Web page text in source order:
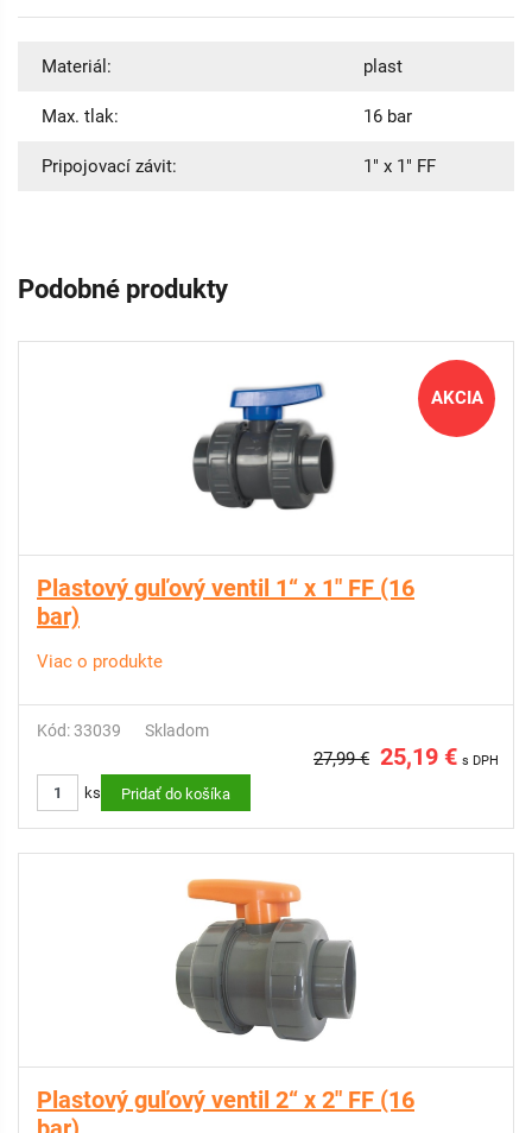
Materiál: plast
Max. tlak: 16 bar
Pripojovací závit: 1" x 1" FF
Podobné produkty
AKCIA
Plastový guľový ventil 1“ x 1" FF (16
bar)
Viac o produkte
Kód: 33039 Skladom
27,99 € 25,19 € s DPH
ks Pridať do košíka
Plastový guľový ventil 2“ x 2" FF (16